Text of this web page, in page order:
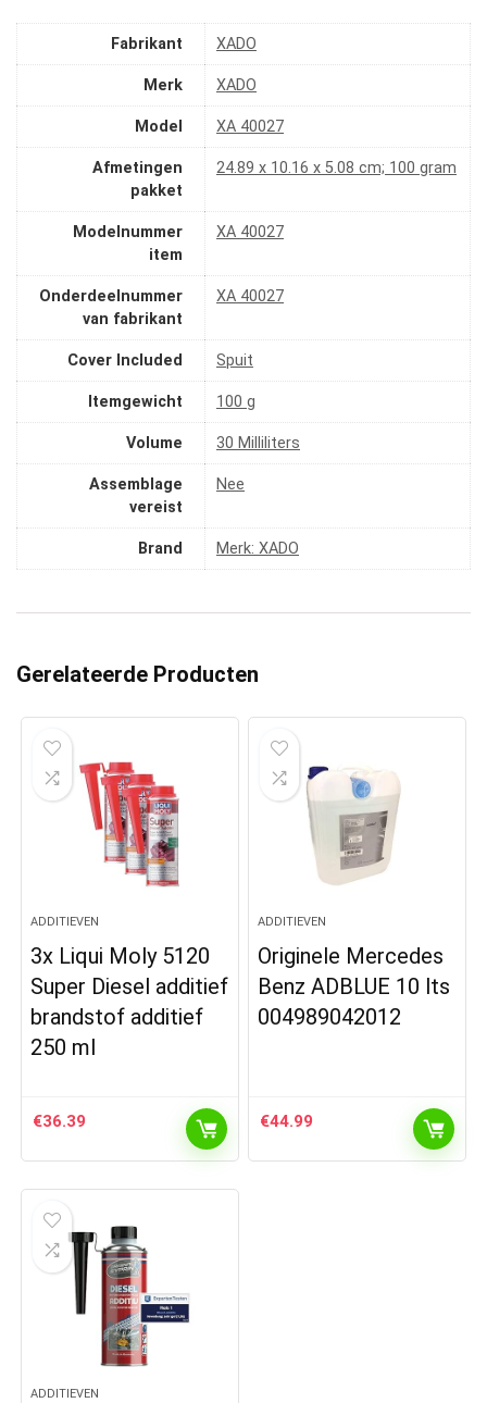
Fabrikant ‎XADO
Merk ‎XADO
Model ‎ХА 40027
Afmetingen
pakket
‎24.89 x 10.16 x 5.08 cm; 100 gram
Modelnummer
item
‎XA 40027
Onderdeelnummer
van fabrikant
‎ХА 40027
Cover Included ‎Spuit
Itemgewicht ‎100 g
Volume ‎30 Milliliters
Assemblage
vereist
‎Nee
Brand Merk: XADO
Gerelateerde Producten
ADDITIEVEN
3x Liqui Moly 5120
Super Diesel additief
brandstof additief
250 ml
€36.39
ADDITIEVEN
Originele Mercedes
Benz ADBLUE 10 lts
004989042012
€44.99
ADDITIEVEN